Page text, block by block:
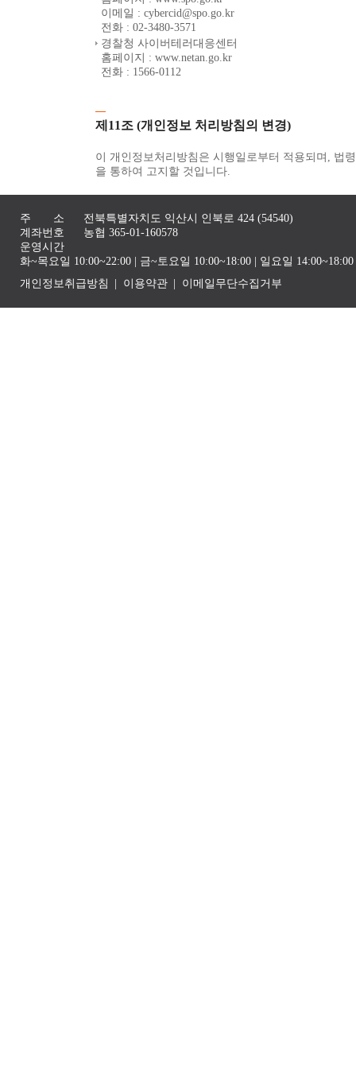
이메일 : cybercid@spo.go.kr
전화 : 02-3480-3571
경찰청 사이버테러대응센터
홈페이지 : www.netan.go.kr
전화 : 1566-0112
제11조 (개인정보 처리방침의 변경)
이 개인정보처리방침은 시행일로부터 적용되며, 법
을 통하여 고지할 것입니다.
주 소
전북특별자치도 익산시 인북로 424 (54540)
계좌번호
농협 365-01-160578
운영시간
화~목요일 10:00~22:00 | 금~토요일 10:00~18:00 | 일요일
개인정보취급방침
이용약관 이메일무단수집거부